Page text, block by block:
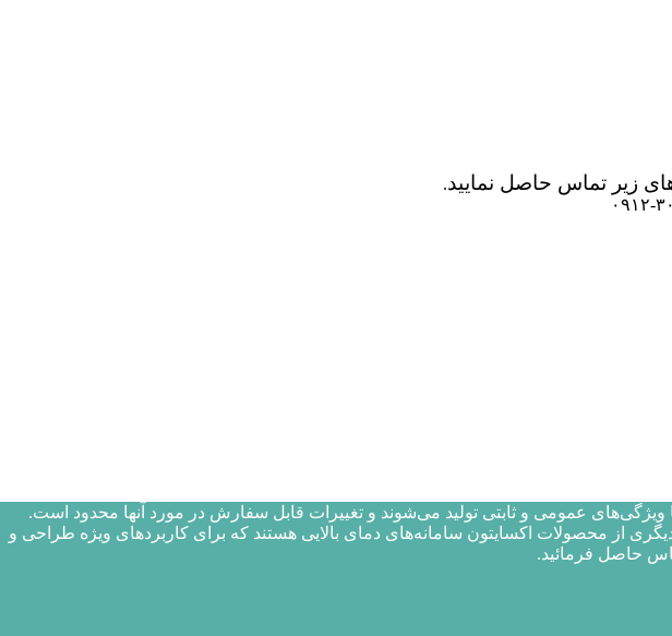
زیر تماس حاصل نمایید.
عمومی و ثابتی تولید می‌شوند و تغییرات قابل سفارش در مورد آنها محدود است.
از محصولات اکسایتون سامانه‌های دمای بالایی هستند که برای کاربردهای ویژه طراحی و
حاصل فرمائید.